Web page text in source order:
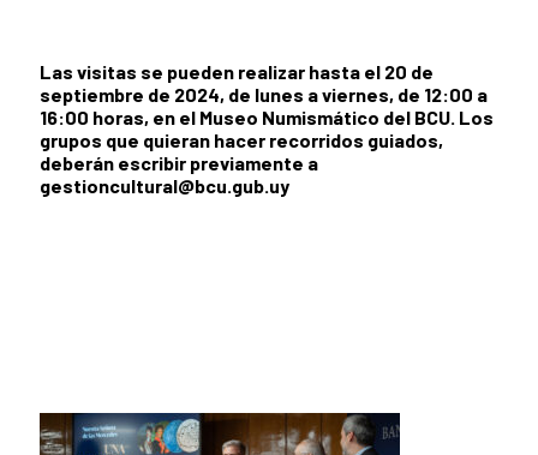
Las visitas se pueden realizar hasta el 20 de
septiembre de 2024, de lunes a viernes, de 12:00 a
16:00 horas, en el Museo Numismático del BCU. Los
grupos que quieran hacer recorridos guiados,
deberán escribir previamente a
gestioncultural@bcu.gub.uy